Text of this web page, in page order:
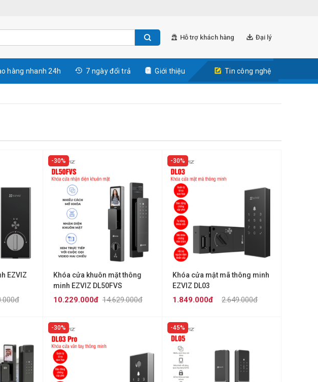
Hỗ trợ khách hàng Đại lý
hàng nhanh 24h 7 ngày đổi trả Giới thiệu Tin công nghệ
EZVIZ
30%
Khóa cửa khuôn mặt thông
minh EZVIZ DL50FVS
14.629.000đ
10.229.000đ
30%
Khóa cửa mật mã thông minh
EZVIZ DL03
2.649.000đ
1.849.000đ
30% 45%